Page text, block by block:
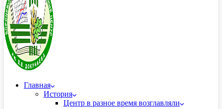
Главная
История
Центр в разное время возглавляли